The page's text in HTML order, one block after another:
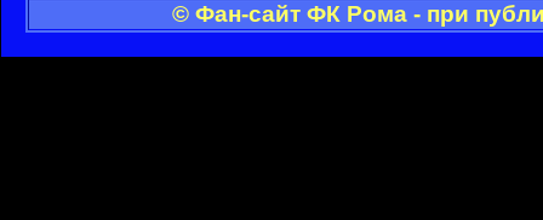
© Фан-сайт ФК Рома - при